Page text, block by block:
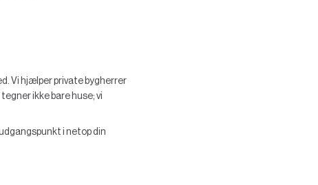
Vi hjælper private bygherrer
ikke bare huse; vi
i netop din